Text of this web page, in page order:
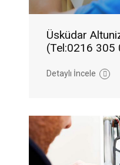
Üsküdar
(Tel:0216 305
Detaylı İncele